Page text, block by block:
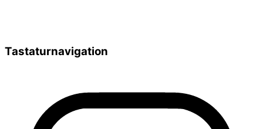
Tastaturnavigation